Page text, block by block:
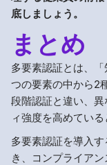
底しましょう。
まとめ
多要素認証とは、
つの要素の中から2
段階認証と違い、
ィ強度を高めている
多要素認証を導入
き、コンプライア